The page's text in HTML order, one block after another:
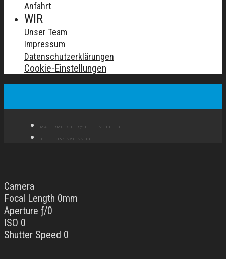
Anfahrt
WIR
Unser Team
Impressum
Datenschutzerklärungen
Cookie-Einstellungen
MALERMEISTER@THIELVOLDT.DE
TELEFON: 250 22 88
Camera
Focal Length 0mm
Aperture ƒ/0
ISO 0
Shutter Speed 0